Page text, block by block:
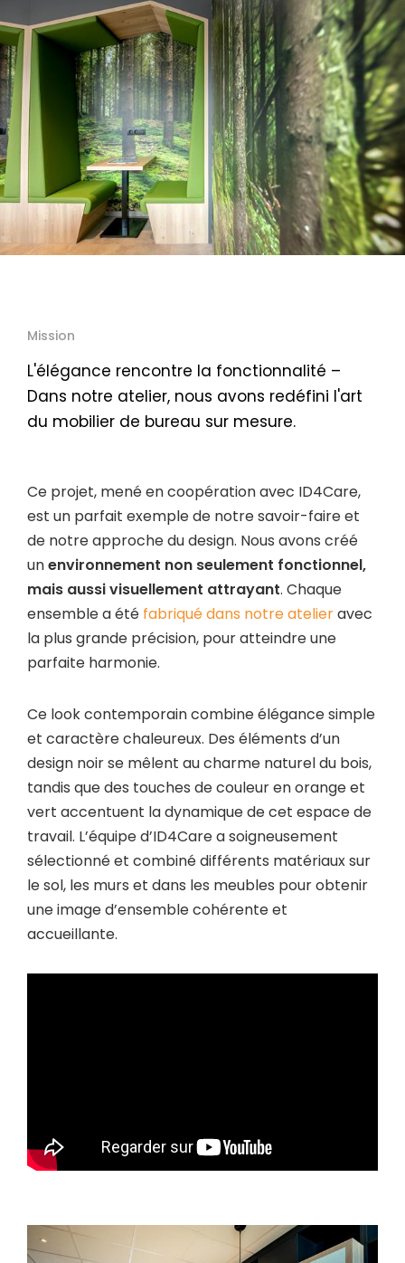
Mission
L'élégance rencontre la fonctionnalité –
Dans notre atelier, nous avons redéfini l'art
du mobilier de bureau sur mesure.
Ce projet, mené en coopération avec ID4Care,
est un parfait exemple de notre savoir-faire et
de notre approche du design. Nous avons créé
unenvironnement non seulement fonctionnel,
mais aussi visuellement attrayant. Chaque
ensemble a été fabriqué dans notre atelieravec
la plus grande précision, pour atteindre une
parfaite harmonie.
Ce look contemporain combine élégance simple
et caractère chaleureux. Des éléments d’un
design noir se mêlent au charme naturel du bois,
tandis que des touches de couleur en orange et
vert accentuent la dynamique de cet espace de
travail. L’équipe d’ID4Care a soigneusement
sélectionné et combiné différents matériaux sur
le sol, les murs et dans les meubles pour obtenir
une image d’ensemble cohérente et
accueillante.